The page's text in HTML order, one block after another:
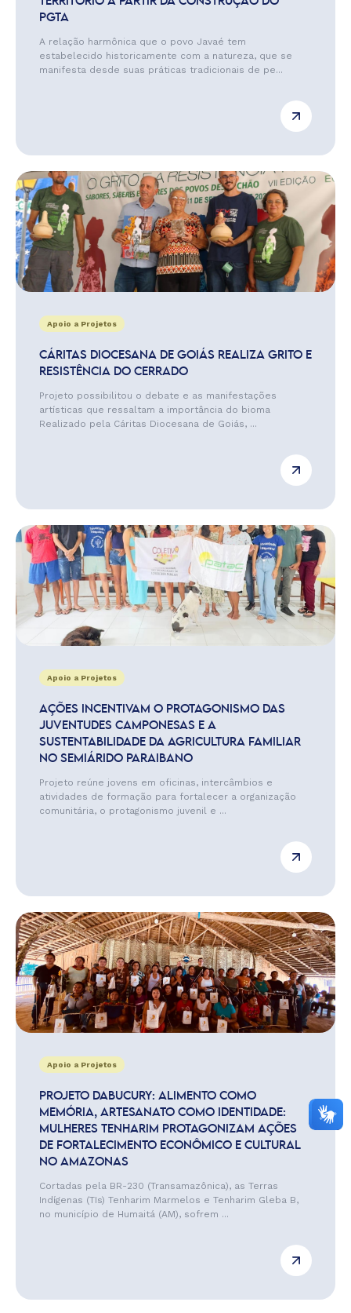
PGTA
A relação harmônica que o povo Javaé tem
estabelecido historicamente com a natureza, que se
manifesta desde suas práticas tradicionais de pe...
Apoio a Projetos
CÁRITAS DIOCESANA DE GOIÁS REALIZA GRITO E
RESISTÊNCIA DO CERRADO
Projeto possibilitou o debate e as manifestações
artísticas que ressaltam a importância do bioma
Realizado pela Cáritas Diocesana de Goiás, ...
Apoio a Projetos
AÇÕES INCENTIVAM O PROTAGONISMO DAS
JUVENTUDES CAMPONESAS E A
SUSTENTABILIDADE DA AGRICULTURA FAMILIAR
NO SEMIÁRIDO PARAIBANO
Projeto reúne jovens em oficinas, intercâmbios e
atividades de formação para fortalecer a organização
comunitária, o protagonismo juvenil e ...
Apoio a Projetos
PROJETO DABUCURY: ALIMENTO COMO
MEMÓRIA, ARTESANATO COMO IDENTIDADE:
MULHERES TENHARIM PROTAGONIZAM AÇÕES
DE FORTALECIMENTO ECONÔMICO E CULTURAL
NO AMAZONAS
Cortadas pela BR-230 (Transamazônica), as Terras
Indígenas (TIs) Tenharim Marmelos e Tenharim Gleba B,
no município de Humaitá (AM), sofrem ...